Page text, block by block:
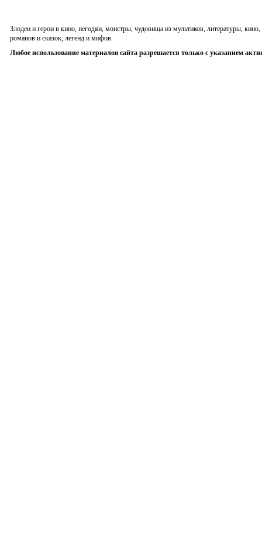
Злодеи и герои в кино, негодяи, монстры, чудовища из мультиков, литературы,
романов и сказок, легенд и мифов.
Любое использование материалов сайта разрешается только с указанием